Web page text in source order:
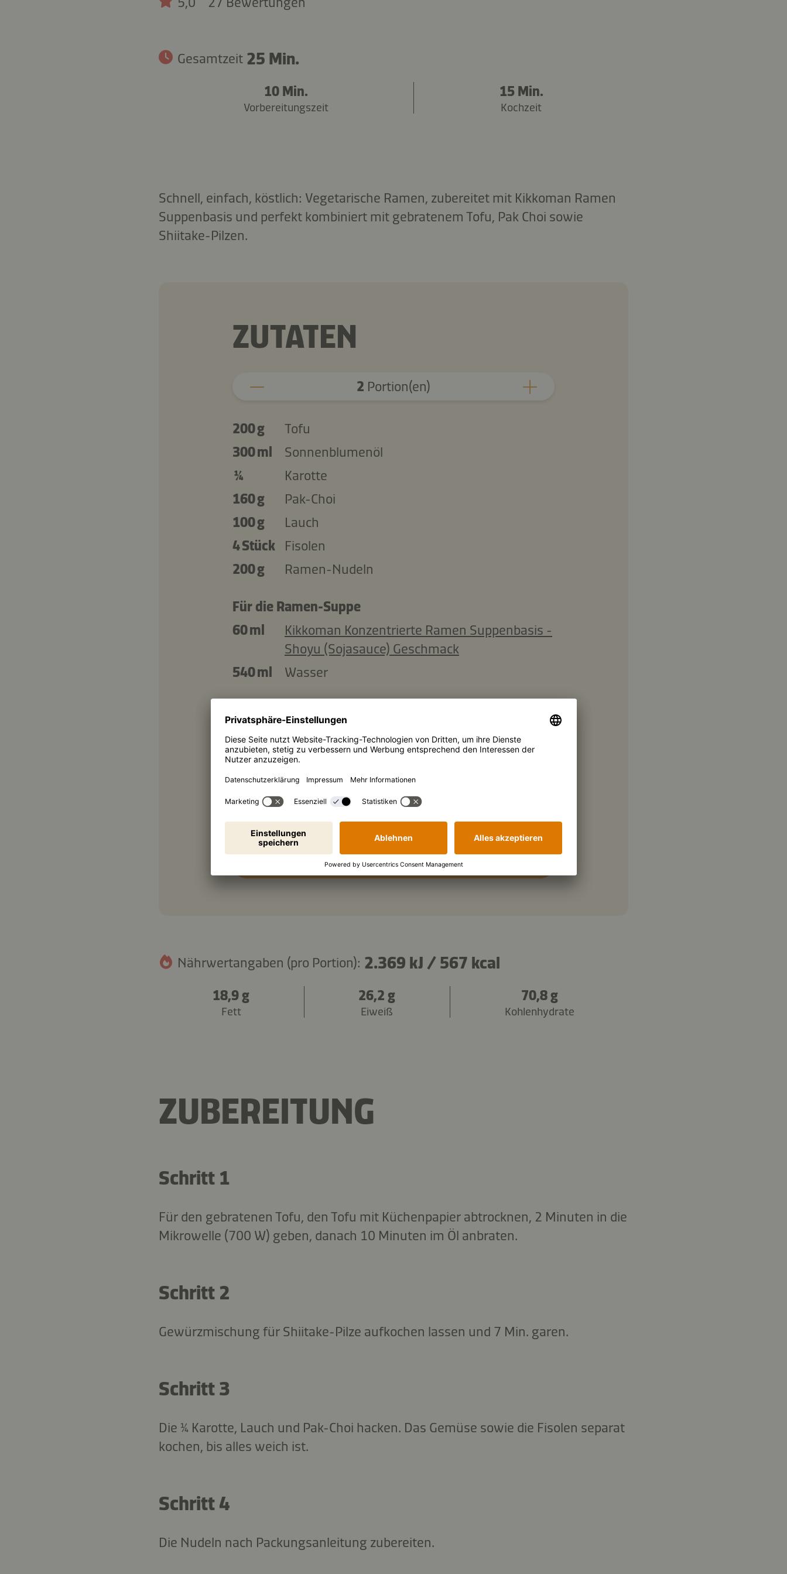
Gesamtzeit 25 Min.
10 Min.
Vorbereitungszeit
15 Min.
Kochzeit
Schnell, einfach, köstlich: Vegetarische Ramen, zubereitet mit Kikkoman Ramen
Suppenbasis und perfekt kombiniert mit gebratenem Tofu, Pak Choi sowie
Shiitake-Pilzen.
ZUTATEN
2 Portion(en)
200 g
Tofu
300 ml
Sonnenblumenöl
¼
Karotte
160 g
Pak-Choi
100 g
Lauch
4 Stück
Fisolen
200 g
Ramen-Nudeln
Für die Ramen-Suppe
60 ml
Kikkoman Konzentrierte Ramen Suppenbasis -
Shoyu (Sojasauce) Geschmack
540 ml
Wasser
2 Stück
Shiitake-Pilze
25 ml
Kikkoman Konzentrierte Ramen Suppenbasis -
Shoyu (Sojasauce) Geschmack
150 ml
Wasser
Zutaten kopieren
Nährwertangaben (pro Portion): 2.369 kJ / 567 kcal
18,9 g
Fett
26,2 g
Eiweiß
70,8 g
Kohlenhydrate
ZUBEREITUNG
Schritt 1
Für den gebratenen Tofu, den Tofu mit Küchenpapier abtrocknen, 2 Minuten in die
Mikrowelle (700 W) geben, danach 10 Minuten im Öl anbraten.
Schritt 2
Gewürzmischung für Shiitake-Pilze aufkochen lassen und 7 Min. garen.
Schritt 3
Die ¼ Karotte, Lauch und Pak-Choi hacken. Das Gemüse sowie die Fisolen separat
kochen, bis alles weich ist.
Schritt 4
Die Nudeln nach Packungsanleitung zubereiten.